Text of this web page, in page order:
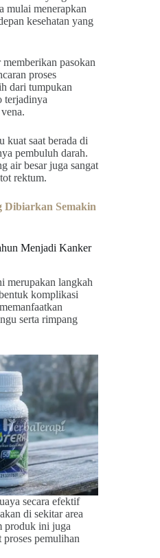
mulai menerapkan
kesehatan yang
pasokan
proses
dari tumpukan
terjadinya
kuat saat berada di
pembuluh darah.
air besar juga sangat
rektum.
Dibiarkan Semakin
Menjadi Kanker
merupakan langkah
komplikasi
serta rimpang
secara efektif
di sekitar area
produk ini juga
pemulihan